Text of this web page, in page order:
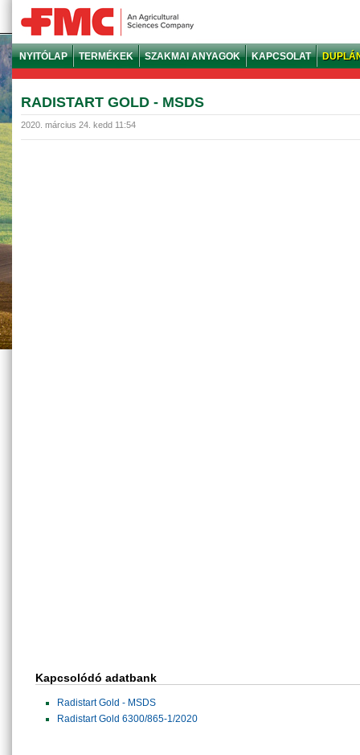
NYITÓLAP TERMÉKEK SZAKMAI ANYAGOK KAPCSOLAT
RADISTART GOLD - MSDS
2020. március 24. kedd 11:54
Kapcsolódó adatbank
Radistart Gold - MSDS
Radistart Gold 6300/865-1/2020